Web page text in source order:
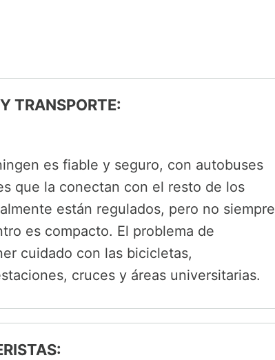
TRANSPORTE:
es fiable y seguro, con autobuses
que la conectan con el resto de los
están regulados, pero no siempre
es compacto. El problema de
cuidado con las bicicletas,
cruces y áreas universitarias.